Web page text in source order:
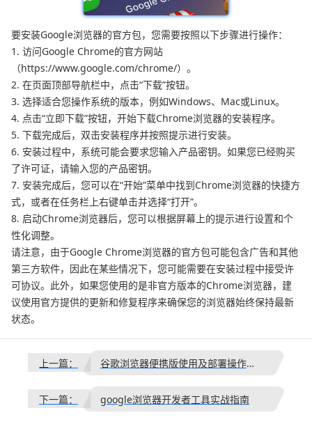
要安装Google浏览器的官方包，您需要按照以下步骤进行操作：
1. 访问Google Chrome的官方网站
（https://www.google.com/chrome/）。
2. 在页面顶部导航栏中，点击“下载”按钮。
3. 选择适合您操作系统的版本，例如Windows、Mac或Linux。
4. 点击“立即下载”按钮，开始下载Chrome浏览器的安装程序。
5. 下载完成后，双击安装程序并按照提示进行安装。
6. 安装过程中，系统可能会要求您输入产品密钥。如果您已经购买
了许可证，请输入您的产品密钥。
7. 安装完成后，您可以在“开始”菜单中找到Chrome浏览器的快捷方
式，或者在任务栏上右键单击并选择“打开”。
8. 启动Chrome浏览器后，您可以根据屏幕上的提示进行设置和个
性化调整。
请注意，由于Google Chrome浏览器的官方包可能包含广告和其他
第三方软件，因此在某些情况下，您可能需要在安装过程中接受许
可协议。此外，如果您使用的是非官方版本的Chrome浏览器，建
议使用官方提供的更新和修复程序来确保您的浏览器始终保持最新
状态。
上一篇： 谷歌浏览器便携版使用及部署操作全流程教程
下一篇： google浏览器开发者工具实战指南